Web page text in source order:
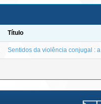
Título
Sentidos da violência conjugal :